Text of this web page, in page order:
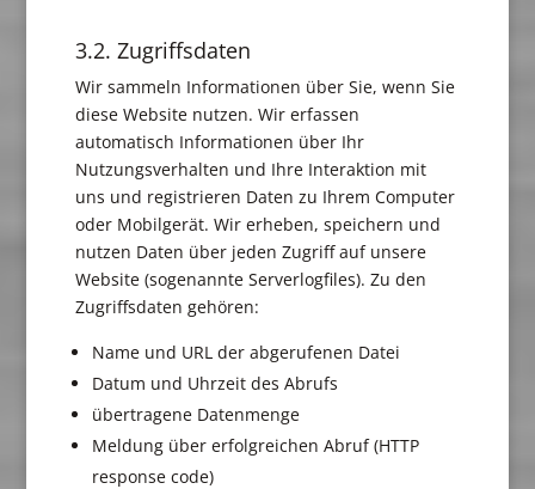
3.2. Zugriffsdaten
Wir sammeln Informationen über Sie, wenn Sie
diese Website nutzen. Wir erfassen
automatisch Informationen über Ihr
Nutzungsverhalten und Ihre Interaktion mit
uns und registrieren Daten zu Ihrem Computer
oder Mobilgerät. Wir erheben, speichern und
nutzen Daten über jeden Zugriff auf unsere
Website (sogenannte Serverlogfiles). Zu den
Zugriffsdaten gehören:
Name und URL der abgerufenen Datei
Datum und Uhrzeit des Abrufs
übertragene Datenmenge
Meldung über erfolgreichen Abruf (HTTP
response code)